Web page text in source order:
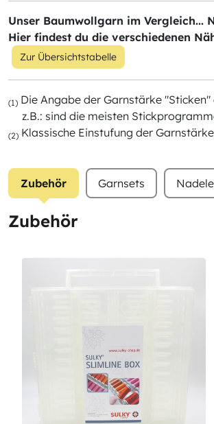
Unser Baumwollgarn im Vergleich...
Hier findest du die verschiedenen
Zur Übersichtstabelle
(1) Die Angabe der Garnstärke
z.B.: sind die meisten
(2) Klassische Einstufung der
Zubehör Garnsets
Zubehör